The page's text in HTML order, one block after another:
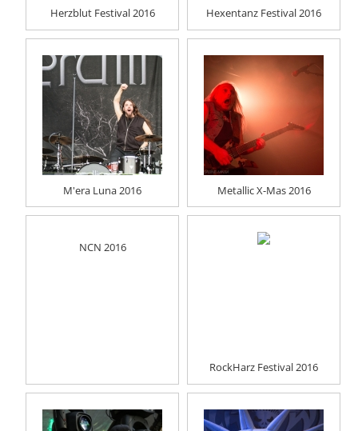
Herzblut Festival 2016 Hexentanz Festival 2016
M'era Luna 2016 Metallic X-Mas 2016
NCN 2016
RockHarz Festival 2016